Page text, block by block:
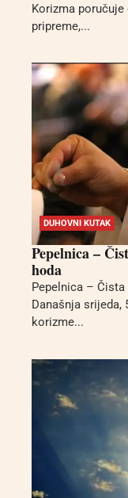
Korizma poručuje
pripreme,...
DUHOVNI KUTAK
Pepelnica –
hoda
Pepelnica –
Današnja srijeda,
korizme...